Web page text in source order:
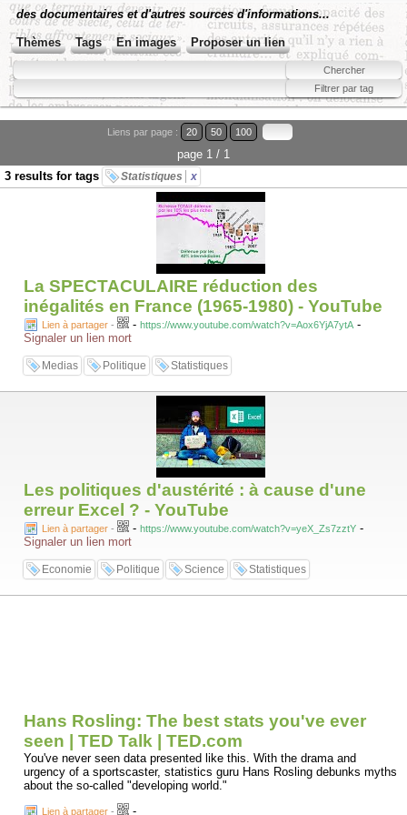
des documentaires et d'autres sources d'informations...
Thèmes Tags En images Proposer un lien
Liens par page : 20 50 100
page 1 / 1
3 results for tags
Statistiques x
La SPECTACULAIRE réduction des
inégalités en France (1965-1980) - YouTube
Lien à partager - - https://www.youtube.com/watch?v=Aox6YjA7ytA -
Signaler un lien mort
Medias Politique Statistiques
Les politiques d'austérité : à cause d'une
erreur Excel ? - YouTube
Lien à partager - - https://www.youtube.com/watch?v=yeX_Zs7zztY -
Signaler un lien mort
Economie Politique Science Statistiques
Hans Rosling: The best stats you've ever
seen | TED Talk | TED.com
You've never seen data presented like this. With the drama and
urgency of a sportscaster, statistics guru Hans Rosling debunks myths
about the so-called "developing world."
Lien à partager - -